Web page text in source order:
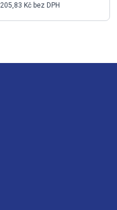
205,83 Kč bez DPH